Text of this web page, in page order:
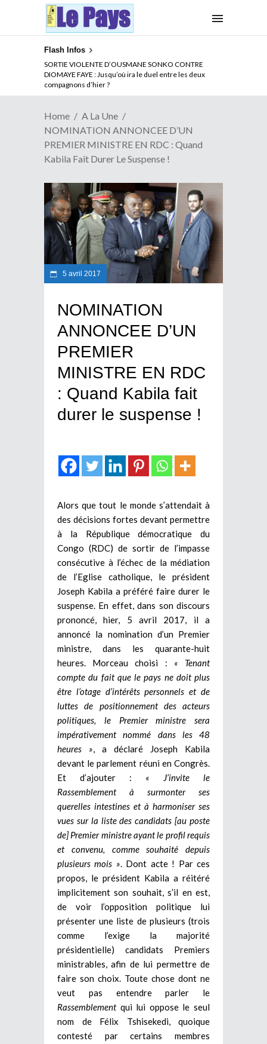
Flash Infos
SORTIE VIOLENTE D’OUSMANE SONKO CONTRE
DIOMAYE FAYE : Jusqu’où ira le duel entre les deux
compagnons d’hier ?
NOUVELLE ATTAQUE MEURTRIERE DES ADF EN RDC :
Comment arrêter la spirale de la violence au Congo
Home
A La Une
NOMINATION ANNONCEE D’UN
PREMIER MINISTRE EN RDC : Quand
Kabila Fait Durer Le Suspense !
5 avril 2017
NOMINATION
ANNONCEE D’UN
PREMIER
MINISTRE EN RDC
: Quand Kabila fait
durer le suspense !
Alors que tout le monde s’attendait à
des décisions fortes devant permettre
à la République démocratique du
Congo (RDC) de sortir de l’impasse
consécutive à l’échec de la médiation
de l’Eglise catholique, le président
Joseph Kabila a préféré faire durer le
suspense. En effet, dans son discours
prononcé, hier, 5 avril 2017, il a
annoncé la nomination d’un Premier
ministre, dans les quarante-huit
heures. Morceau choisi : « Tenant
compte du fait que le pays ne doit plus
être l’otage d’intérêts personnels et de
luttes de positionnement des acteurs
politiques, le Premier ministre sera
impérativement nommé dans les 48
heures », a déclaré Joseph Kabila
devant le parlement réuni en Congrès.
Et d’ajouter : « J’invite le
Rassemblement à surmonter ses
querelles intestines et à harmoniser ses
vues sur la liste des candidats [au poste
de] Premier ministre ayant le profil requis
et convenu, comme souhaité depuis
plusieurs mois ». Dont acte ! Par ces
propos, le président Kabila a réitéré
implicitement son souhait, s’il en est,
de voir l’opposition politique lui
présenter une liste de plusieurs (trois
comme l’exige la majorité
présidentielle) candidats Premiers
ministrables, afin de lui permettre de
faire son choix. Toute chose dont ne
veut pas entendre parler le
Rassemblementqui lui oppose le seul
nom de Félix Tshisekedi, quoique
contesté par certains membres